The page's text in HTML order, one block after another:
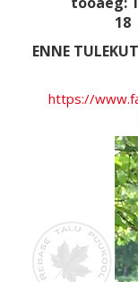
18
ENNE
https://